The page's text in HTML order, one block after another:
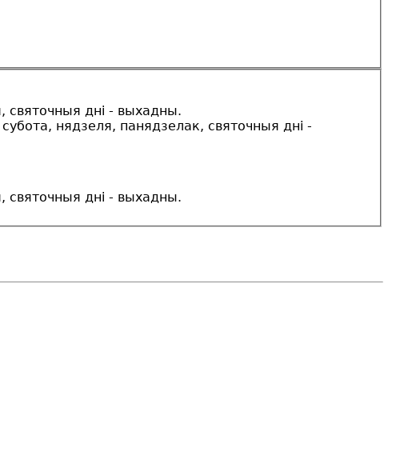
святочныя дні - выхадны.
нядзеля, панядзелак, святочныя дні -
святочныя дні - выхадны.